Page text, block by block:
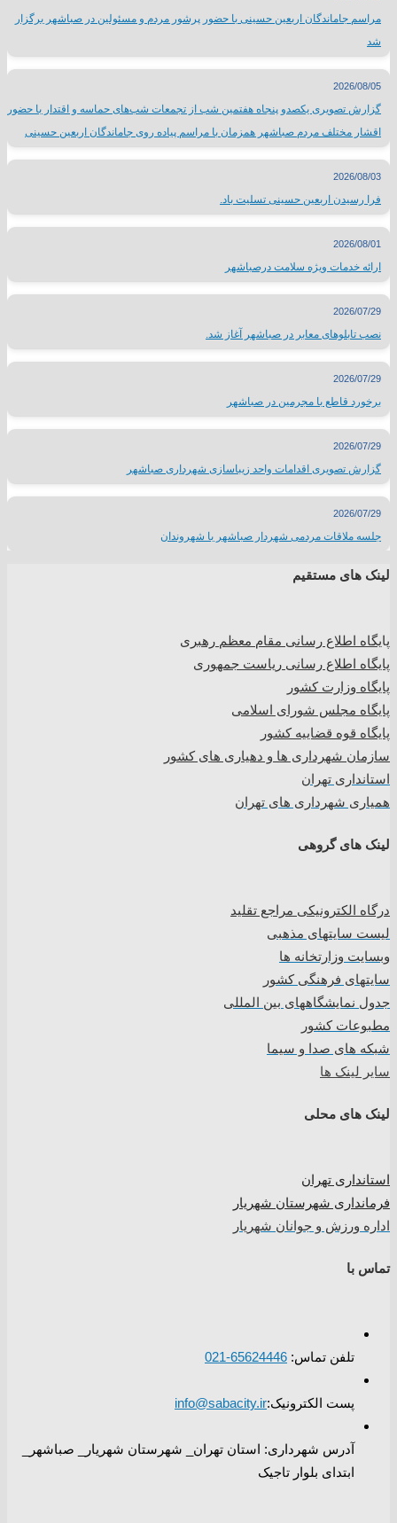
مراسم جاماندگان اربعین حسینی با حضور پرشور مردم و مسئولین در صباشهر برگزار
شد
2026/08/05
گزارش تصویری یکصدو پنجاه هفتمین شب از تجمعات شب‌های حماسه و اقتدار با حضور
اقشار مختلف مردم صباشهر همزمان با مراسم پیاده روی جاماندگان اربعین حسینی
2026/08/03
فرا رسیدن اربعین حسینی تسلیت باد.
2026/08/01
ارائه خدمات ویژه سلامت درصباشهر
2026/07/29
نصب تابلوهای معابر در صباشهر آغاز شد.
2026/07/29
برخورد قاطع با مجرمین در صباشهر
2026/07/29
گزارش تصویری اقدامات واحد زیباسازی شهرداری صباشهر
2026/07/29
جلسه ملاقات مردمی شهردار صباشهر با شهروندان
لینک های مستقیم
پایگاه اطلاع رسانی مقام معظم رهبری
پایگاه اطلاع رسانی ریاست جمهوری
پایگاه وزارت کشور
پایگاه مجلس شورای اسلامی
پایگاه قوه قضاییه کشور
سازمان شهرداری ها و دهیاری های کشور
استانداری تهران
همیاری شهرداری های تهران
لینک های گروهی
درگاه الکترونیکی مراجع تقلید
لیست سایتهای مذهبی
وبسایت وزارتخانه ها
سایتهای فرهنگی کشور
جدول نمایشگاههای بین المللی
مطبوعات کشور
شبکه های صدا و سیما
سایر لینک ها
لینک های محلی
استانداری تهران
فرمانداری شهرستان شهریار
اداره ورزش و جوانان شهریار
تماس با
تلفن تماس: 65624446-021
پست الکترونیک:info@sabacity.ir
آدرس شهرداری: استان تهران_ شهرستان شهریار_ صباشهر_
ابتدای بلوار تاجیک